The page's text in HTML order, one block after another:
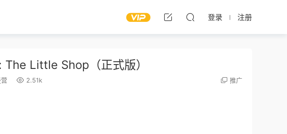
登录 注册
Little Shop（正式版）
2.51k 推广